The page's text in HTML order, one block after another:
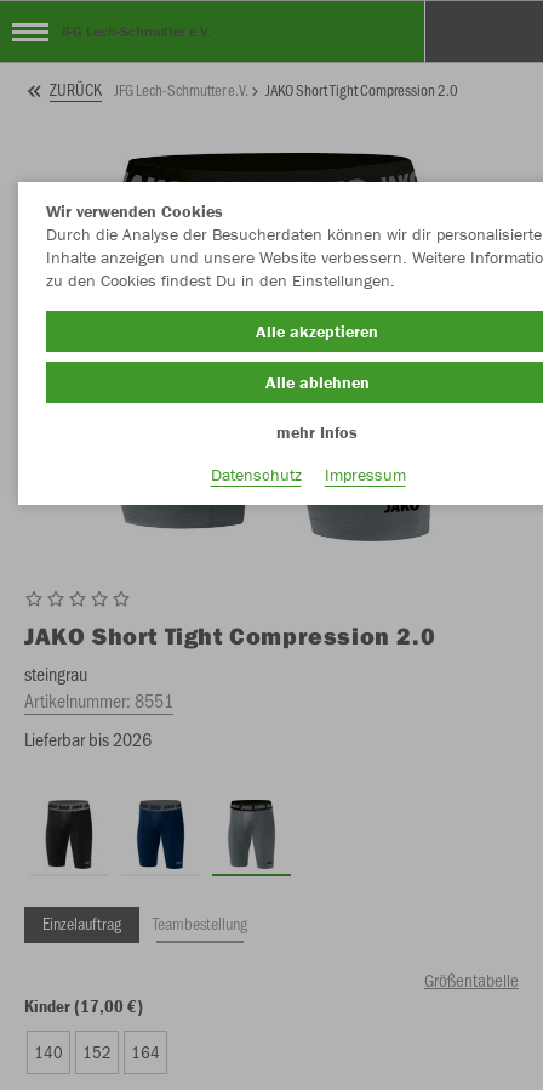
JFG Lech-Schmutter e.V.
ZURÜCK JFG Lech-Schmutter e.V. JAKO Short Tight Compression 2.0
JAKO Short Tight Compression 2.0
steingrau
Artikelnummer:8551
Lieferbar bis 2026
Einzelauftrag Teambestellung
Größentabelle
Kinder (17,00 €)
140 152 164
Wir verwenden Cookies
Durch die Analyse der Besucherdaten können wir dir personalisierte
Inhalte anzeigen und unsere Website verbessern. Weitere
zu den Cookies findest Du in den Einstellungen.
Alle akzeptieren
Alle ablehnen
mehr Infos
Datenschutz
Impressum